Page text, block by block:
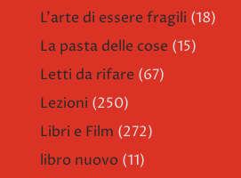
L'arte di essere fragili (18)
La pasta delle cose (15)
Letti da rifare (67)
Lezioni (250)
Libri e Film (272)
libro nuovo (11)